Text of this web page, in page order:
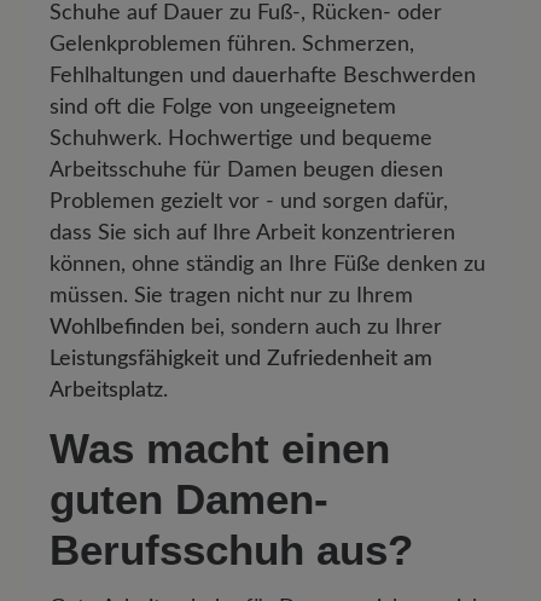
Schuhe auf Dauer zu Fuß-, Rücken- oder
Gelenkproblemen führen. Schmerzen,
Fehlhaltungen und dauerhafte Beschwerden
sind oft die Folge von ungeeignetem
Schuhwerk. Hochwertige und bequeme
Arbeitsschuhe für Damen beugen diesen
Problemen gezielt vor - und sorgen dafür,
dass Sie sich auf Ihre Arbeit konzentrieren
können, ohne ständig an Ihre Füße denken zu
müssen. Sie tragen nicht nur zu Ihrem
Wohlbefinden bei, sondern auch zu Ihrer
Leistungsfähigkeit und Zufriedenheit am
Arbeitsplatz.
Was macht einen
guten Damen-
Berufsschuh aus?